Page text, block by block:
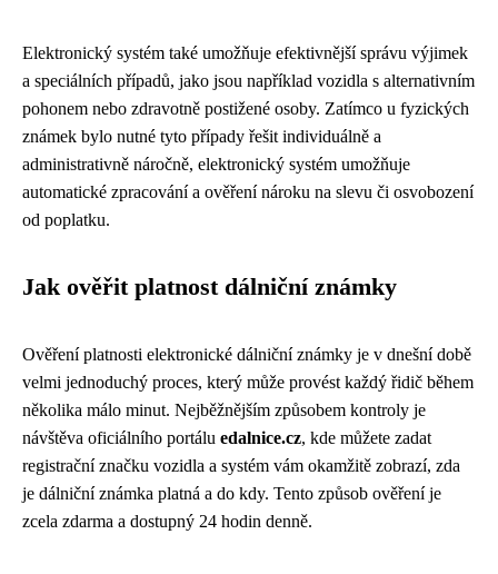
Elektronický systém také umožňuje efektivnější správu výjimek
a speciálních případů, jako jsou například vozidla s alternativním
pohonem nebo zdravotně postižené osoby. Zatímco u fyzických
známek bylo nutné tyto případy řešit individuálně a
administrativně náročně, elektronický systém umožňuje
automatické zpracování a ověření nároku na slevu či osvobození
od poplatku.
Jak ověřit platnost dálniční známky
Ověření platnosti elektronické dálniční známky je v dnešní době
velmi jednoduchý proces, který může provést každý řidič během
několika málo minut. Nejběžnějším způsobem kontroly je
návštěva oficiálního portálu edalnice.cz, kde můžete zadat
registrační značku vozidla a systém vám okamžitě zobrazí, zda
je dálniční známka platná a do kdy. Tento způsob ověření je
zcela zdarma a dostupný 24 hodin denně.